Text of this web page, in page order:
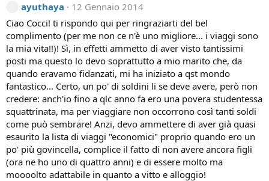
ayuthaya
12 Gennaio 2014
Ciao Cocci! ti rispondo qui per ringraziarti del bel
complimento (per me non ce n'è uno migliore... i viaggi sono
la mia vita!!)! Sì, in effetti ammetto di aver visto tantissimi
posti ma questo lo devo soprattutto a mio marito che, da
quando eravamo fidanzati, mi ha iniziato a qst mondo
fantastico... Certo, un po' di soldini li se deve avere, però non
credere: anch'io fino a qlc anno fa ero una povera studentessa
squattrinata, ma per viaggiare non occorrono così tanti soldi
come può sembrare! Anzi, devo ammettere di aver già quasi
esaurito la lista di viaggi "economici" proprio quando ero un
po' più govincella, complice il fatto di non avere ancora figli
(ora ne ho uno di quattro anni) e di essere molto ma
moooolto adattabile in quanto a vitto e alloggio!